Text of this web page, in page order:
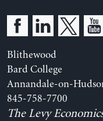
Blithewood
Bard College
Annandale-on-
845-758-7700
The Levy